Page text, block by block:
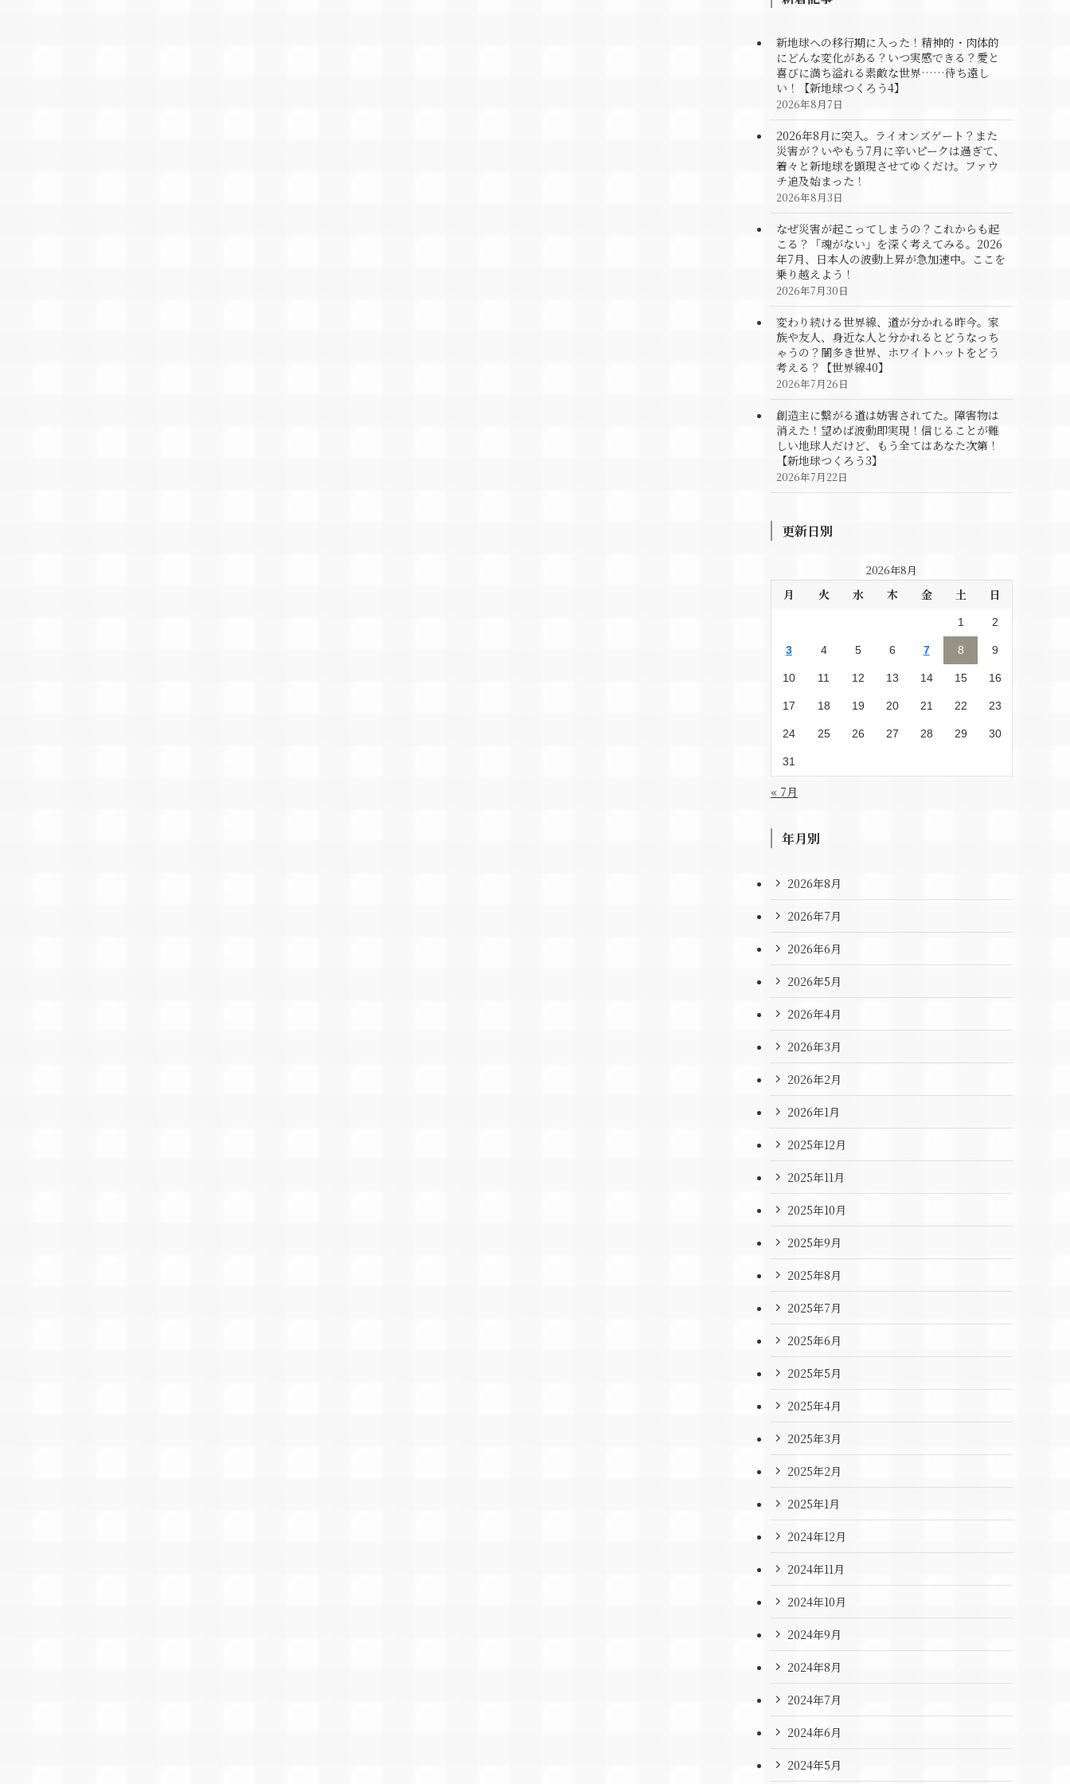
新地球への移行期に入った！精神的・肉体的
にどんな変化がある？いつ実感できる？愛と
喜びに満ち溢れる素敵な世界……待ち遠し
い！【新地球つくろう4】
2026年8月7日
2026年8月に突入。ライオンズゲート？また
災害が？いやもう7月に辛いピークは過ぎて、
着々と新地球を顕現させてゆくだけ。ファウ
チ追及始まった！
2026年8月3日
なぜ災害が起こってしまうの？これからも起
こる？「魂がない」を深く考えてみる。2026
年7月、日本人の波動上昇が急加速中。ここを
乗り越えよう！
2026年7月30日
変わり続ける世界線、道が分かれる昨今。家
族や友人、身近な人と分かれるとどうなっち
ゃうの？闇多き世界、ホワイトハットをどう
考える？【世界線40】
2026年7月26日
創造主に繋がる道は妨害されてた。障害物は
消えた！望めば波動即実現！信じることが難
しい地球人だけど、もう全てはあなた次第！
【新地球つくろう3】
2026年7月22日
更新日別
2026年8月
月 火 水 木 金 土 日
1 2
3 4 5 6 7 8 9
10 11 12 13 14 15 16
17 18 19 20 21 22 23
24 25 26 27 28 29 30
31
« 7月
年月別
2026年8月
2026年7月
2026年6月
2026年5月
2026年4月
2026年3月
2026年2月
2026年1月
2025年12月
2025年11月
2025年10月
2025年9月
2025年8月
2025年7月
2025年6月
2025年5月
2025年4月
2025年3月
2025年2月
2025年1月
2024年12月
2024年11月
2024年10月
2024年9月
2024年8月
2024年7月
2024年6月
2024年5月